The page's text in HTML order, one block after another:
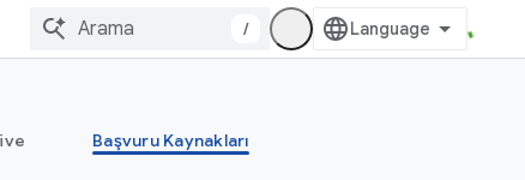
/
Başvuru Kaynakları